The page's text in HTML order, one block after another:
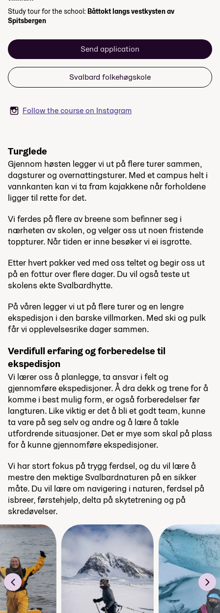
Study tour for the school: Båttokt langs vestkysten av
Spitsbergen
Send application
Svalbard folkehøgskole
Follow the course on Instagram
Turglede
Gjennom høsten legger vi ut på flere turer sammen,
dagsturer og overnattingsturer. Med et campus helt i
vannkanten kan vi ta fram kajakkene når forholdene
ligger til rette for det.
Vi ferdes på flere av breene som befinner seg i
nærheten av skolen, og velger oss ut noen fristende
toppturer. Når tiden er inne besøker vi ei isgrotte.
Etter hvert pakker ved med oss teltet og begir oss ut
på en fottur over flere dager. Du vil også teste ut
skolens ekte Svalbardhytte.
På våren legger vi ut på flere turer og en lengre
ekspedisjon i den barske villmarken. Med ski og pulk
får vi opplevelsesrike dager sammen.
Verdifull erfaring og forberedelse til
ekspedisjon
Vi lærer oss å planlegge, ta ansvar i felt og
gjennomføre ekspedisjoner. Å dra dekk og trene for å
komme i best mulig form, er også forberedelser før
langturen. Like viktig er det å bli et godt team, kunne
ta vare på seg selv og andre og å lære å takle
utfordrende situasjoner. Det er mye som skal på plass
for å kunne gjennomføre ekspedisjoner.
Vi har stort fokus på trygg ferdsel, og du vil lære å
mestre den mektige Svalbardnaturen på en sikker
måte. Du vil lære om navigering i naturen, ferdsel på
isbreer, førstehjelp, delta på skytetrening og på
skredøvelser.